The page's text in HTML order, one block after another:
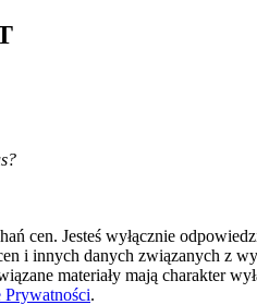
cen. Jesteś wyłącznie
i innych danych związanych
materiały mają
Prywatności.